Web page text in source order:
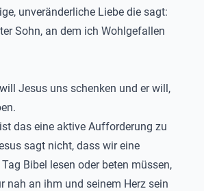
unveränderliche Liebe die sagt:
Sohn, an dem ich Wohlgefallen
Jesus uns schenken und er will,
das eine aktive Aufforderung zu
sagt nicht, dass wir eine
Bibel lesen oder beten müssen,
nah an ihm und seinem Herz sein